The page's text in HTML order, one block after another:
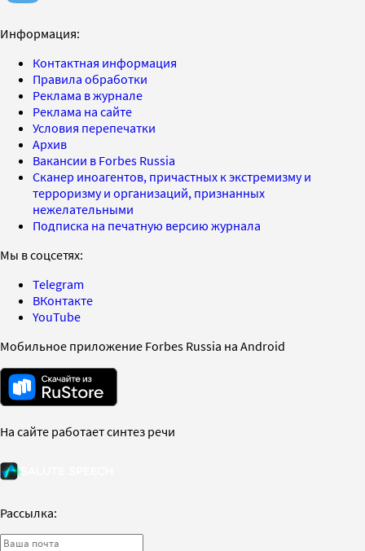
Информация:
Контактная информация
Правила обработки
Реклама в журнале
Реклама на сайте
Условия перепечатки
Архив
Вакансии в Forbes Russia
Сканер иноагентов, причастных к экстремизму и
терроризму и организаций, признанных
нежелательными
Подписка на печатную версию журнала
Мы в соцсетях:
Telegram
ВКонтакте
YouTube
Мобильное приложение Forbes Russia на Android
На сайте работает синтез речи
Рассылка: